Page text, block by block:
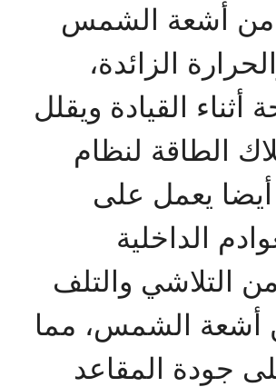
من أشعة الشمس
الزائدة،
أثناء القيادة ويقلل
الطاقة لنظام
أيضا يعمل على
الداخلية
التلاشي والتلف
أشعة الشمس، مما
جودة المقاعد